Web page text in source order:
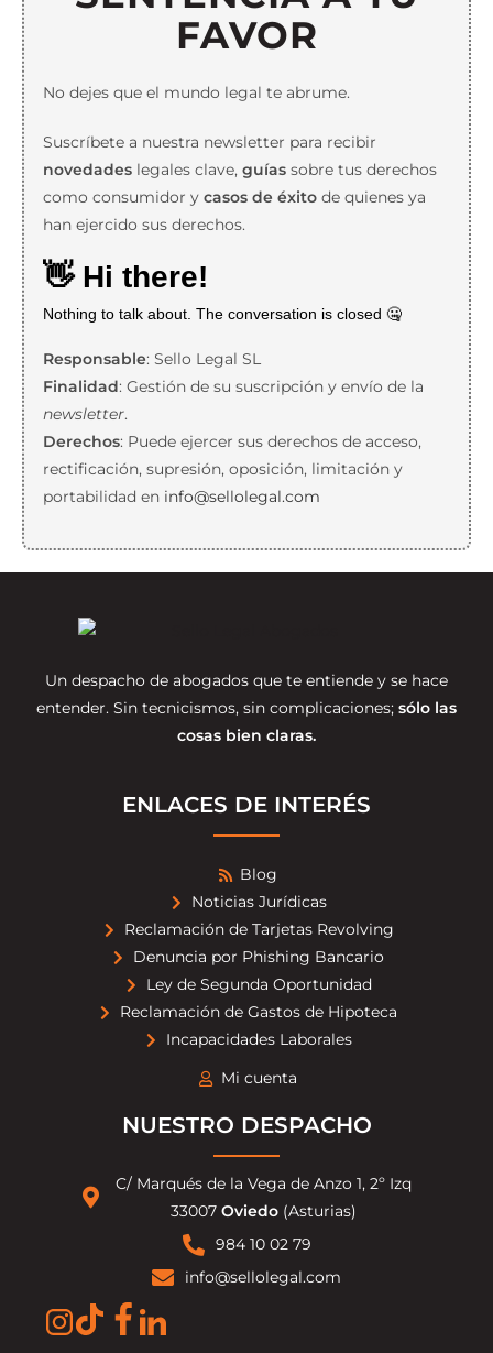
FAVOR
No dejes que el mundo legal te abrume.
Suscríbete a nuestra newsletter para recibir
novedadeslegales clave, guíassobre tus derechos
como consumidor y casos de éxitode quienes ya
han ejercido sus derechos.
Responsable: Sello Legal SL
Finalidad: Gestión de su suscripción y envío de la
newsletter.
Derechos: Puede ejercer sus derechos de acceso,
rectificación, supresión, oposición, limitación y
portabilidad en info@sellolegal.com
Un despacho de abogados que te entiende y se hace
entender. Sin tecnicismos, sin complicaciones; sólo las
cosas bien claras.
ENLACES DE INTERÉS
Blog
Noticias Jurídicas
Reclamación de Tarjetas Revolving
Denuncia por Phishing Bancario
Ley de Segunda Oportunidad
Reclamación de Gastos de Hipoteca
Incapacidades Laborales
Mi cuenta
NUESTRO DESPACHO
C/ Marqués de la Vega de Anzo 1, 2º Izq
33007 Oviedo(Asturias)
984 10 02 79
info@sellolegal.com